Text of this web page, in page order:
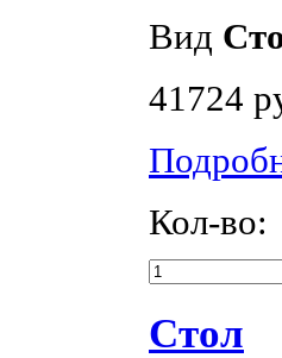
Вид
41724
Кол-во:
Стол